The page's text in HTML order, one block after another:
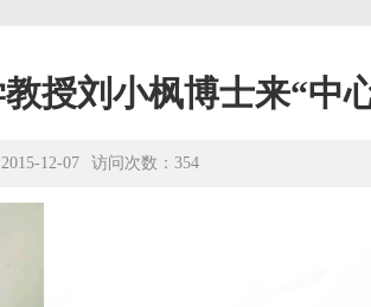
授刘小枫博士来“中
12-07 访问次数：354